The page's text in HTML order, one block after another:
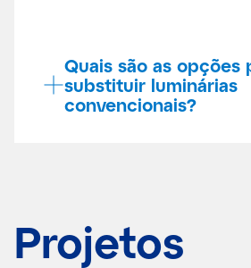
Quais são as opções
substituir luminárias
convencionais?
Projetos